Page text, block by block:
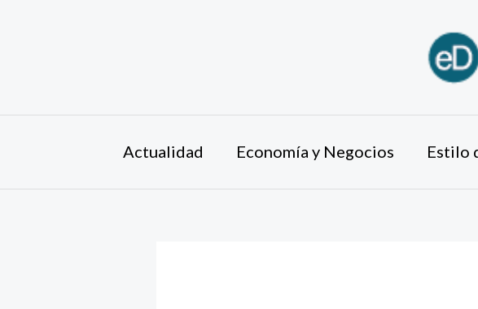
Actualidad Economía y Negocios Estilo